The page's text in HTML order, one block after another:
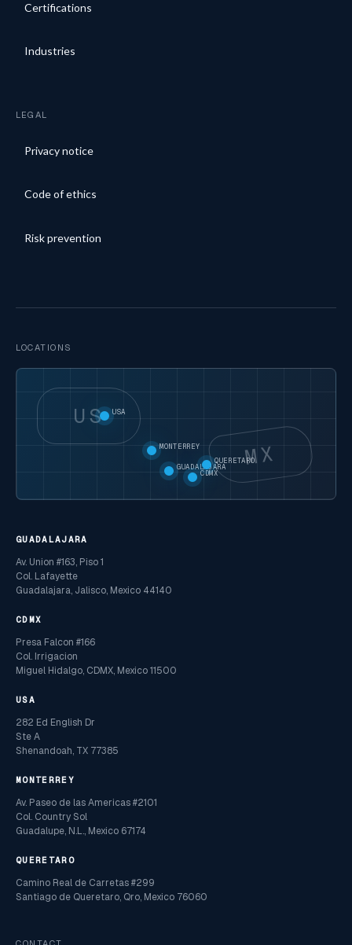
Certifications
Industries
LEGAL
Privacy notice
Code of ethics
Risk prevention
LOCATIONS
US
MX
USA
MONTERREY
GUADALAJARA
CDMX
QUERETARO
GUADALAJARA
Av. Union #163, Piso 1
Col. Lafayette
Guadalajara, Jalisco, Mexico 44140
CDMX
Presa Falcon #166
Col. Irrigacion
Miguel Hidalgo, CDMX, Mexico 11500
USA
282 Ed English Dr
Ste A
Shenandoah, TX 77385
MONTERREY
Av. Paseo de las Americas #2101
Col. Country Sol
Guadalupe, N.L., Mexico 67174
QUERETARO
Camino Real de Carretas #299
Santiago de Queretaro, Qro, Mexico 76060